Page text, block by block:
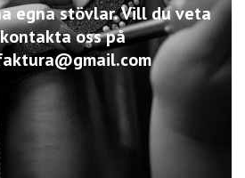
egna stövlar. Vill du veta
oss på